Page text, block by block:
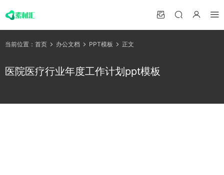
当前位置： 首页 办公文档 PPT模板 正文
医院医疗行业年度工作计划ppt模板